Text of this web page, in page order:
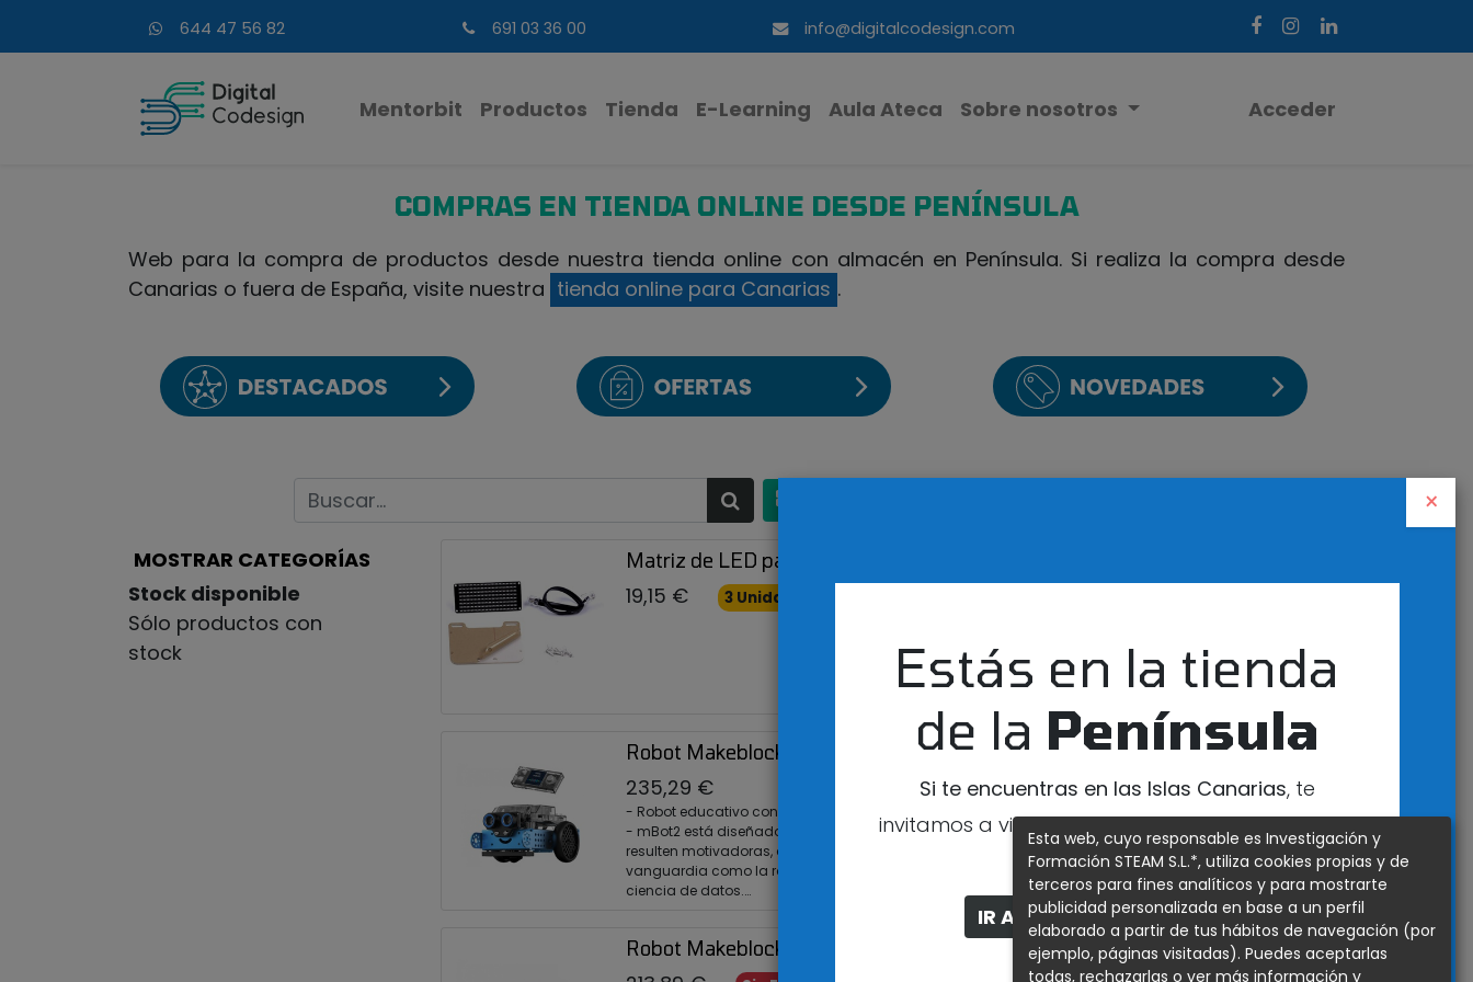
644 47 56 82 691 03 36 00 info@digitalcodesign.com
Mentorbit Productos Tienda E-Learning Aula Ateca Sobre nosotros Acceder
COMPRAS EN TIENDA ONLINE DESDE PENÍNSULA
×
Estás en la tienda
de la Península
Si te encuentras en las Islas Canarias, te
invitamos a visitar nuestra tienda exclusiva para
esa zona
IR A LA TIENDA DE CANARIAS
Web para la compra de productos desde nuestra tienda online con almacén en Península. Si realiza la compra desde
Canarias o fuera de España, visite nuestra tienda online para Canarias .
MOSTRAR CATEGORÍAS
Stock disponible
Sólo productos con
stock
Matriz de LED para Makeblock Mbot
19,15 € 3 Unidades disponibles
Robot Makeblock mBot 2 con CyberPi
235,29 €
- Robot educativo conectable en red pensado para el aprendizaje de STEAM e informática.
- mBot2 está diseñado para que el alumnado reciba clases interactivas e inteligentes que
resulten motivadoras, divertidas y que reflejen aplicaciones del mundo real con tecnologías de
vanguardia como la robótica, la IA (Inteligencia Artificial), la IoT (Internet de las Cosas) y la
ciencia de datos.
- Incorpora la placa de control CyberPi, un microcontrolador basado en ESP32 con
capacidades de conexión en red, Bluetooth y diversos sensores integrados.
Robot Makeblock mBot Ranger con Bluetooth
Esta web, cuyo responsable es Investigación y
Formación STEAM S.L.*, utiliza cookies propias y de
terceros para fines analíticos y para mostrarte
publicidad personalizada en base a un perfil
elaborado a partir de tus hábitos de navegación (por
ejemplo, páginas visitadas). Puedes aceptarlas
todas, rechazarlas o ver más información y